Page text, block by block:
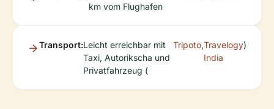
km vom Flughafen
Transport:Leicht erreichbar mit
Taxi, Autorikscha und
Privatfahrzeug (
Tripoto,Travelogy
India
)